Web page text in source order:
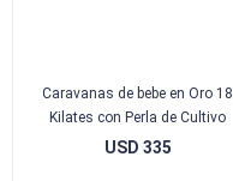
Caravanas de bebe en Oro 18
Kilates con Perla de Cultivo
USD 335